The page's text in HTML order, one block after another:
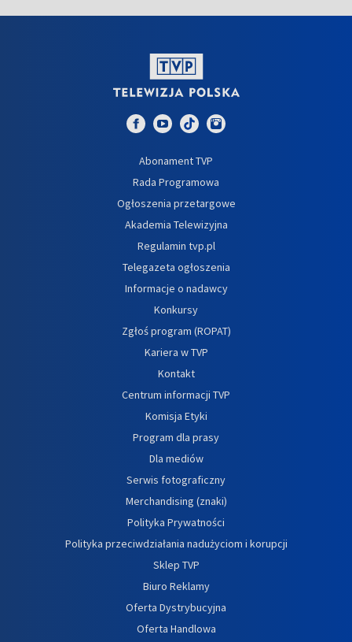
Abonament TVP
Rada Programowa
Ogłoszenia przetargowe
Akademia Telewizyjna
Regulamin tvp.pl
Telegazeta ogłoszenia
Informacje o nadawcy
Konkursy
Zgłoś program (ROPAT)
Kariera w TVP
Kontakt
Centrum informacji TVP
Komisja Etyki
Program dla prasy
Dla mediów
Serwis fotograficzny
Merchandising (znaki)
Polityka Prywatności
Polityka przeciwdziałania nadużyciom i korupcji
Sklep TVP
Biuro Reklamy
Oferta Dystrybucyjna
Oferta Handlowa